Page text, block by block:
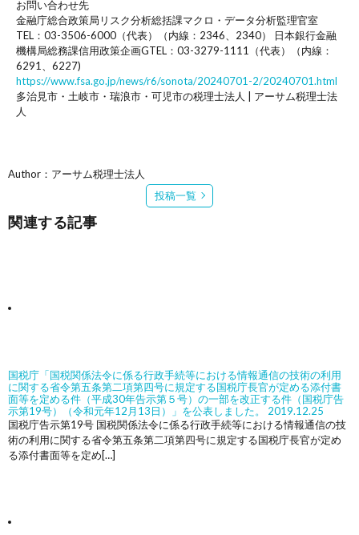
お問い合わせ先
金融庁総合政策局リスク分析総括課マクロ・データ分析監理官室
TEL：03-3506-6000（代表）（内線：2346、2340） 日本銀行金融
機構局総務課信用政策企画GTEL：03-3279-1111（代表）（内線：
6291、6227)
https://www.fsa.go.jp/news/r6/sonota/20240701-2/20240701.html
多治見市・土岐市・瑞浪市・可児市の税理士法人 | アーサム税理士法
人
Author：アーサム税理士法人
投稿一覧
関連する記事
国税庁「国税関係法令に係る行政手続等における情報通信の技術の利用
に関する省令第五条第二項第四号に規定する国税庁長官が定める添付書
面等を定める件（平成30年告示第５号）の一部を改正する件（国税庁告
示第19号）（令和元年12月13日）」を公表しました。
2019.12.25
国税庁告示第19号 国税関係法令に係る行政手続等における情報通信の技
術の利用に関する省令第五条第二項第四号に規定する国税庁長官が定め
る添付書面等を定め[…]